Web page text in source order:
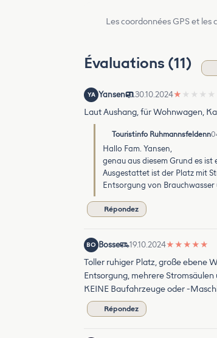
Les coordonnées GPS et les
Évaluations (11)
YA Yansen 30.10.2024★ ★ ★ ★ ★
Laut Aushang, für Wohnwagen,
Touristinfo Ruhmannsfeldenn
Hallo Fam. Yansen,
genau aus diesem Grund es
Ausgestattet ist der Platz mit
Entsorgung von Brauchwasser
Répondez
BO Bosse 19.10.2024★ ★ ★ ★ ★
Toller ruhiger Platz, große ebene
Entsorgung, mehrere
KEINE Baufahrzeuge oder -
Répondez